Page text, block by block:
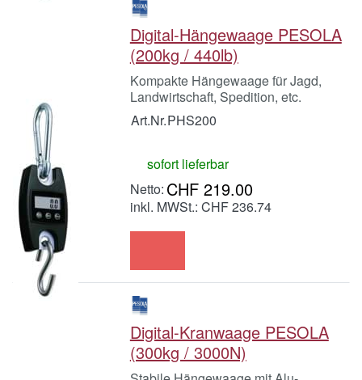
Digital-Hängewaage PESOLA
(200kg / 440lb)
Kompakte Hängewaage für Jagd,
Landwirtschaft, Spedition, etc.
Art.Nr.PHS200
sofort lieferbar
CHF 219.00
inkl. MWSt.: CHF 236.74
Digital-Kranwaage PESOLA
(300kg / 3000N)